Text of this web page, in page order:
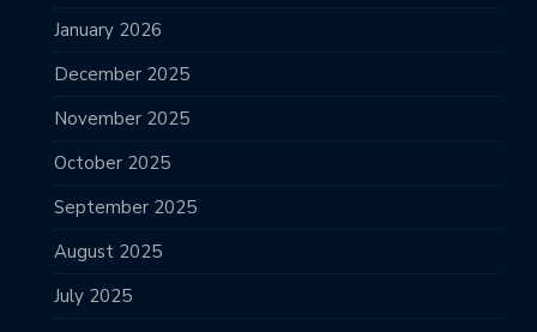
January 2026
December 2025
November 2025
October 2025
September 2025
August 2025
July 2025